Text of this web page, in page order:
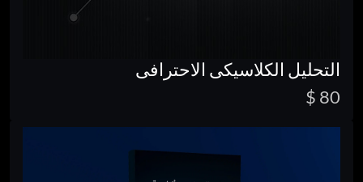
التحليل الكلاسيكى الاحترافى
80 $